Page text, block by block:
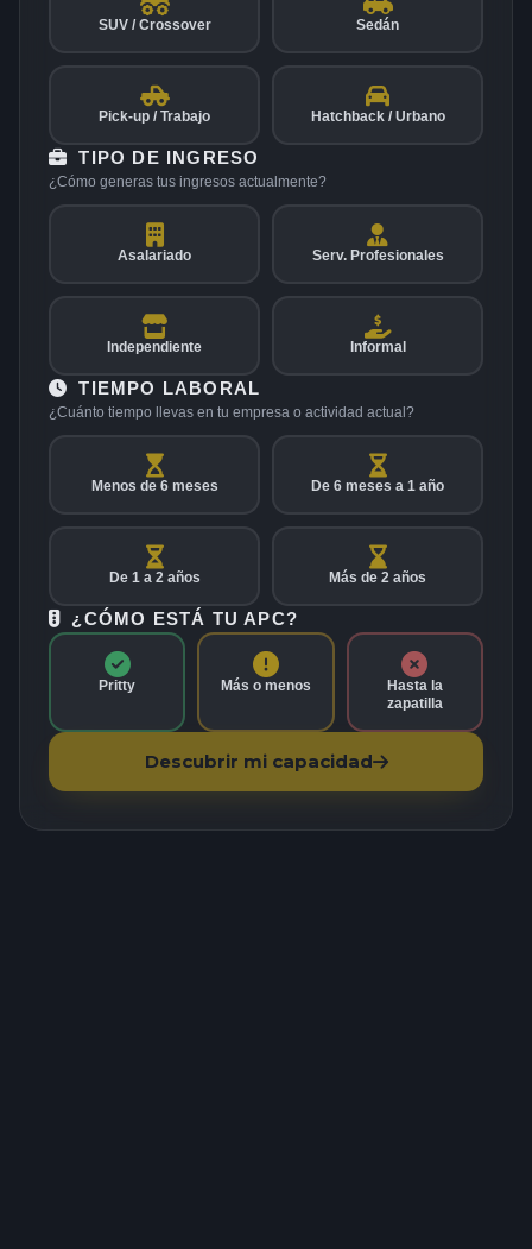
SUV / Crossover Sedán
Pick-up / Trabajo Hatchback / Urbano
TIPO DE INGRESO
¿Cómo generas tus ingresos actualmente?
Asalariado Serv. Profesionales
Independiente Informal
TIEMPO LABORAL
¿Cuánto tiempo llevas en tu empresa o actividad actual?
Menos de 6 meses De 6 meses a 1 año
De 1 a 2 años Más de 2 años
¿CÓMO ESTÁ TU APC?
Pritty Más o menos
Hasta la
zapatilla
Descubrir mi capacidad